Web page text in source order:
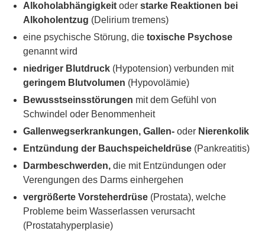
Alkoholabhängigkeit oder starke Reaktionen bei
Alkoholentzug (Delirium tremens)
eine psychische Störung, die toxische Psychose
genannt wird
niedriger Blutdruck (Hypotension) verbunden mit
geringem Blutvolumen (Hypovolämie)
Bewusstseinsstörungen mit dem Gefühl von
Schwindel oder Benommenheit
Gallenwegserkrankungen, Gallen- oder Nierenkolik
Entzündung der Bauchspeicheldrüse (Pankreatitis)
Darmbeschwerden, die mit Entzündungen oder
Verengungen des Darms einhergehen
vergrößerte Vorsteherdrüse (Prostata), welche
Probleme beim Wasserlassen verursacht
(Prostatahyperplasie)